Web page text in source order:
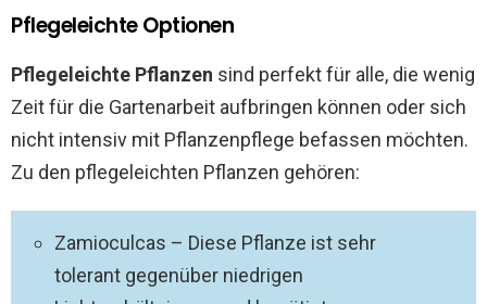
Pflegeleichte Optionen
Pflegeleichte Pflanzen sind perfekt für alle, die wenig
Zeit für die Gartenarbeit aufbringen können oder sich
nicht intensiv mit Pflanzenpflege befassen möchten.
Zu den pflegeleichten Pflanzen gehören:
Zamioculcas – Diese Pflanze ist sehr
tolerant gegenüber niedrigen